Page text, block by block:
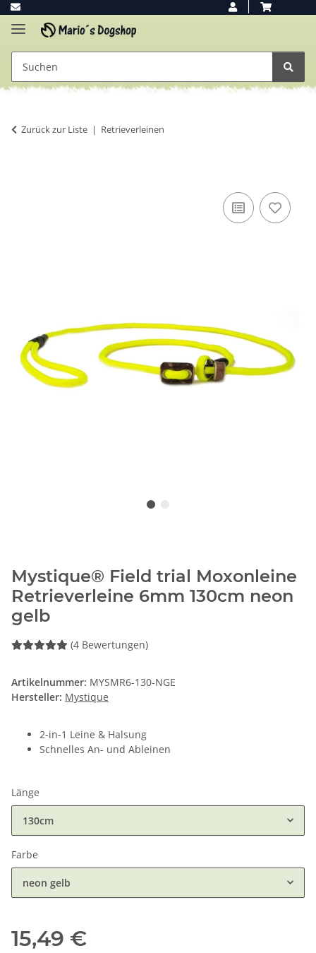
Zurück zur Liste Retrieverleinen
Mystique® Field trial Moxonleine
Retrieverleine 6mm 130cm neon
gelb
(4 Bewertungen)
Artikelnummer: MYSMR6-130-NGE
Hersteller: Mystique
2-in-1 Leine & Halsung
Schnelles An- und Ableinen
Länge
130cm
Farbe
neon gelb
15,49 €